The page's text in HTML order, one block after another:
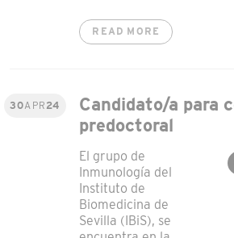
READ MORE
30APR 24
Candidato/a para
predoctoral
El grupo de
Inmunología del
Instituto de
Biomedicina de
Sevilla (IBiS), se